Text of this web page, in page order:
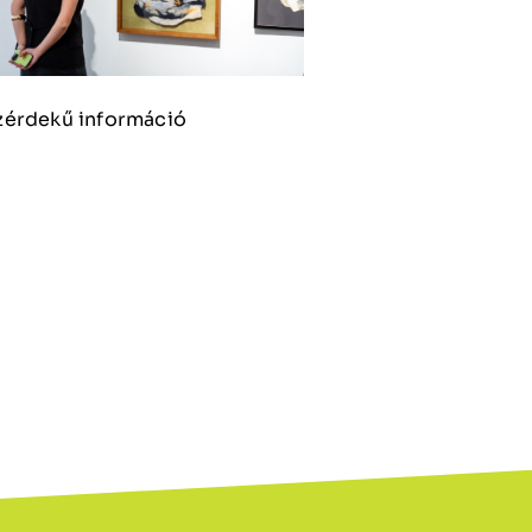
információ